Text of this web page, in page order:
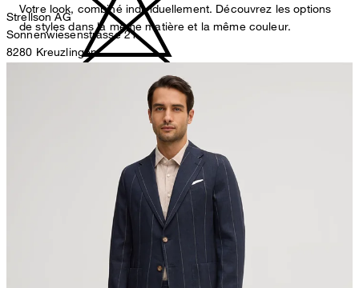
pas de séchage au séchoir
Strellson AG
Sonnenwiesenstrasse 21
8280 Kreuzlingen
contact@strellson.com
Votre look, combiné individuellement. Découvrez les options
de styles dans la même matière et la même couleur.